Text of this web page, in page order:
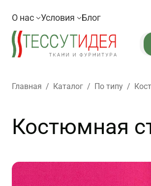
О нас Условия Блог
Главная / Каталог / По типу /
Костюмная